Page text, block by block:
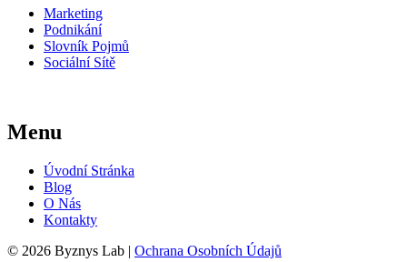
Marketing
Podnikání
Slovník Pojmů
Sociální Sítě
Menu
Úvodní Stránka
Blog
O Nás
Kontakty
© 2026 Byznys Lab | Ochrana Osobních Údajů